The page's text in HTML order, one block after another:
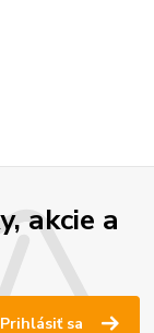
akcie a
Prihlásiť sa